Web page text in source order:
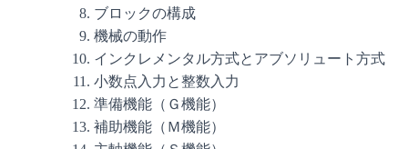
ブロックの構成
機械の動作
インクレメンタル方式とアブソリュート方式
小数点入力と整数入力
準備機能（Ｇ機能）
補助機能（Ｍ機能）